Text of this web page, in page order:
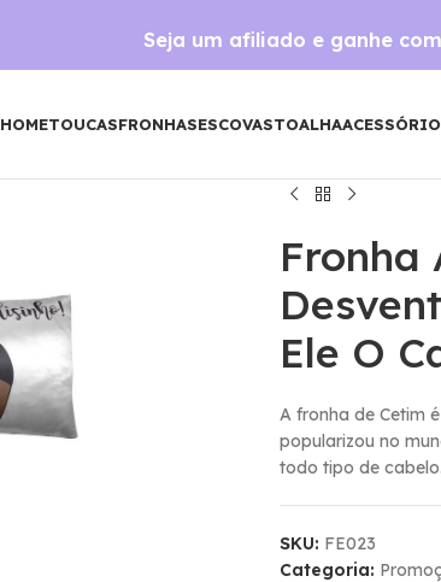
Seja um afiliado e ganhe
HOMETOUCASFRONHASESCOVASTOALHA
Fronha
Ele O
A fronha de Cetim
popularizou no
todo tipo de
SKU: FE023
Categoria: